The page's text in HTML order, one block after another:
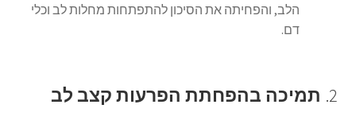
הלב, והפחיתה את הסיכון להתפתחות מחלות לב וכלי
דם.
2. תמיכה בהפחתת הפרעות קצב לב